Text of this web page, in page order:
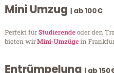
Mini Umzug | ab 100€
Perfekt fürStudierendeoder den
bieten wirMini-Umzügein
Entrümpelung | ab